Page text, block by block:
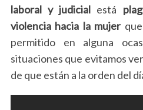
laboral y judicial está
violencia hacia la mujerque
permitido en alguna
situaciones que evitamos
de que están a la orden del